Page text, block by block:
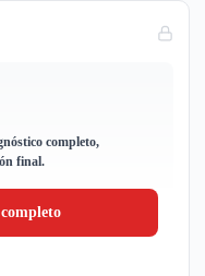
completo,
final.